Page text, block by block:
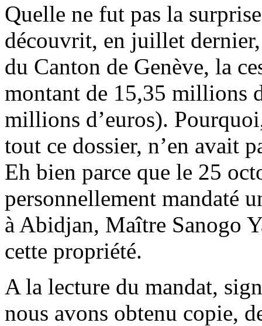
Quelle ne fut pas la
découvrit, en juillet
du Canton de Genève, la
montant de 15,35 millions
millions d’euros).
tout ce dossier, n’en avait
Eh bien parce que le 25
personnellement mandaté
à Abidjan, Maître Sanogo
cette propriété.
A la lecture du mandat,
nous avons obtenu copie,